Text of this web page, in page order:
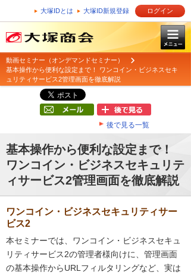
大塚IDとは 大塚ID新規登録 ログイン
動画セミナー（オンデマンドセミナー）
基本操作から便利な設定まで！ ワンコイン・ビジネスセキ
ュリティサービス2管理画面を徹底解説
後で見る一覧
基本操作から便利な設定まで！
ワンコイン・ビジネスセキュリテ
ィサービス2管理画面を徹底解説
ワンコイン・ビジネスセキュリティサー
ビス2
本セミナーでは、ワンコイン・ビジネスセキュ
リティサービス2の管理者様向けに、管理画面
の基本操作からURLフィルタリングなど、実は